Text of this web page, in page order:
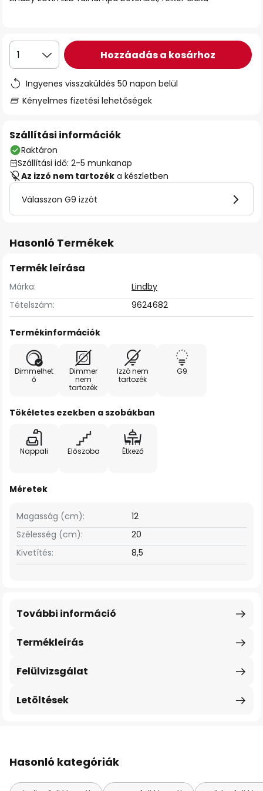
1 Hozzáadás a kosárhoz
Ingyenes visszaküldés 50 napon belül
Kényelmes fizetési lehetőségek
Szállítási információk
Raktáron
Szállítási idő: 2-5 munkanap
Az izzó nem tartozék a készletben
Válasszon G9 izzót
Hasonló Termékek
Termék leírása
Márka:
Lindby
Tételszám:
9624682
Termékinformációk
Dimmelhet
ő
Dimmer
nem
tartozék
Izzó nem
tartozék
G9
Tökéletes ezekben a szobákban
Nappali Előszoba Étkező
Méretek
Szélesség (cm): 20
Magasság (cm): 12
Kivetítés: 8,5
Termékleírás
További információ
Felülvizsgálat
Letöltések
Hasonló kategóriák